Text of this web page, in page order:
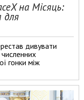
на Місяць:
для
дивувати
гонки між